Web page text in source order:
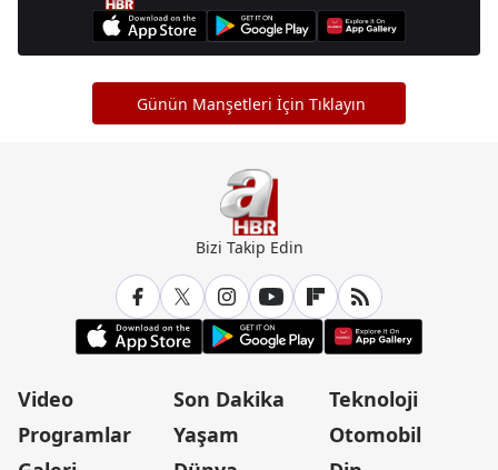
Günün Manşetleri İçin Tıklayın
Bizi Takip Edin
Video
Programlar
Son Dakika
Yaşam
Teknoloji
Otomobil